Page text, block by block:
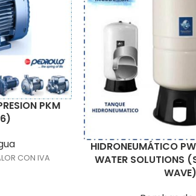
PKM
CON IVA
HIDRONEUMÁTICO
WATER SOLUTIONS
WAVE)